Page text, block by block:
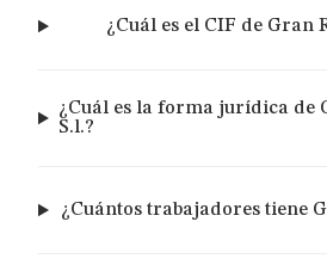
¿Cuál es el CIF de Gran
¿Cuál es la forma jurídica de
S.l.?
¿Cuántos trabajadores tiene